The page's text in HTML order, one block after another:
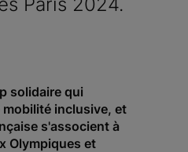
solidaire qui
mobilité inclusive, et
s'associent à
Olympiques et